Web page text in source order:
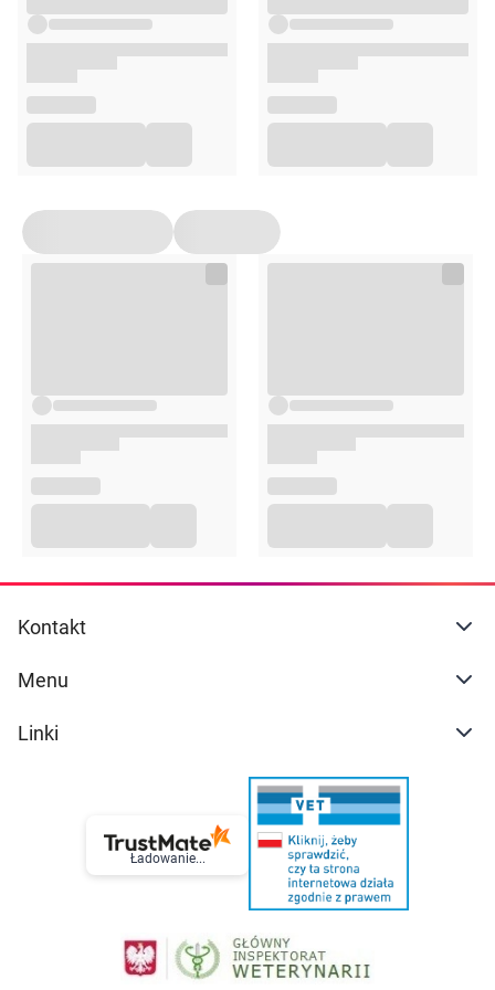
Kontakt
Menu
Linki
Ładowanie...